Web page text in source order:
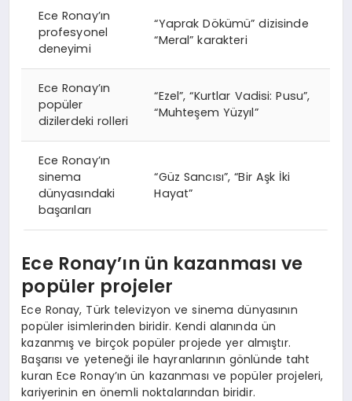
Ece Ronay’ın
profesyonel
deneyimi
“Yaprak Dökümü” dizisinde
“Meral” karakteri
Ece Ronay’ın
popüler
dizilerdeki rolleri
“Ezel”, “Kurtlar Vadisi: Pusu”,
“Muhteşem Yüzyıl”
Ece Ronay’ın
sinema
dünyasındaki
başarıları
“Güz Sancısı”, “Bir Aşk İki
Hayat”
Ece Ronay’ın ün kazanması ve
popüler projeler
Ece Ronay, Türk televizyon ve sinema dünyasının
popüler isimlerinden biridir. Kendi alanında ün
kazanmış ve birçok popüler projede yer almıştır.
Başarısı ve yeteneği ile hayranlarının gönlünde taht
kuran Ece Ronay’ın ün kazanması ve popüler projeleri,
kariyerinin en önemli noktalarından biridir.